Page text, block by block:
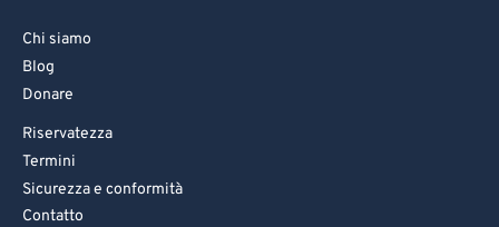
Chi siamo
Blog
Donare
Riservatezza
Termini
Sicurezza e conformità
Contatto